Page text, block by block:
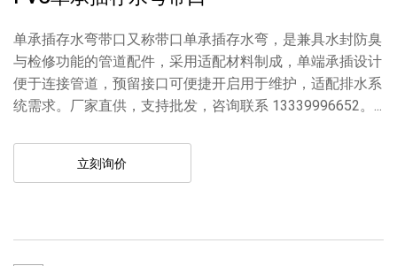
单承插存水弯带口又称带口单承插存水弯，是兼具水封防臭
与检修功能的管道配件，采用适配材料制成，单端承插设计
便于连接管道，预留接口可便捷开启用于维护，适配排水系
统需求。厂家直供，支持批发，咨询联系 13339996652。...
立刻询价